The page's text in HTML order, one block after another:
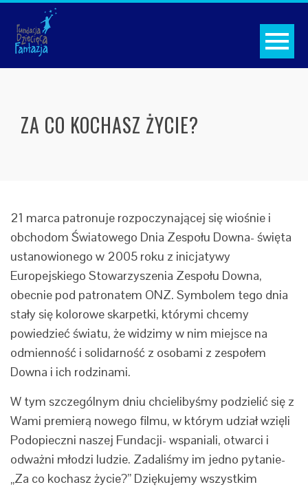
ZA CO KOCHASZ ŻYCIE?
21 marca patronuje rozpoczynającej się wiośnie i
obchodom Światowego Dnia Zespołu Downa- święta
ustanowionego w 2005 roku z inicjatywy
Europejskiego Stowarzyszenia Zespołu Downa,
obecnie pod patronatem ONZ. Symbolem tego dnia
stały się kolorowe skarpetki, którymi chcemy
powiedzieć światu, że widzimy w nim miejsce na
odmienność i solidarność z osobami z zespołem
Downa i ich rodzinami.
W tym szczególnym dniu chcielibyśmy podzielić się z
Wami premierą nowego filmu, w którym udział wzięli
Podopieczni naszej Fundacji- wspaniali, otwarci i
odważni młodzi ludzie. Zadaliśmy im jedno pytanie-
„Za co kochasz życie?” Dziękujemy wszystkim